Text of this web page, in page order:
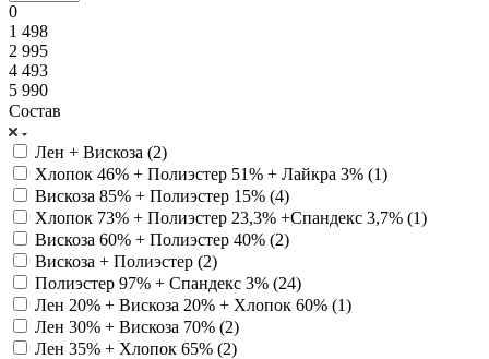
0
1 498
2 995
4 493
5 990
Состав
Лен + Вискоза (2)
Хлопок 46% + Полиэстер 51% + Лайкра 3% (1)
Вискоза 85% + Полиэстер 15% (4)
Хлопок 73% + Полиэстер 23,3% +Спандекс 3,7% (1)
Вискоза 60% + Полиэстер 40% (2)
Вискоза + Полиэстер (2)
Полиэстер 97% + Спандекс 3% (24)
Лен 20% + Вискоза 20% + Хлопок 60% (1)
Лен 30% + Вискоза 70% (2)
Лен 35% + Хлопок 65% (2)